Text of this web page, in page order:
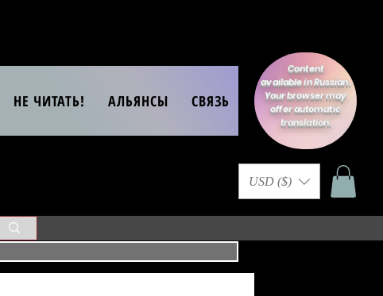
НЕ ЧИТАТЬ! АЛЬЯНСЫ СВЯЗЬ
Content
available in Russian.
Your browser may
offer automatic
translation.
USD ($)